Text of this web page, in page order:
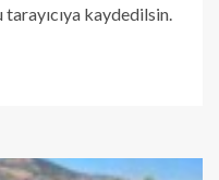
kaydedilsin.